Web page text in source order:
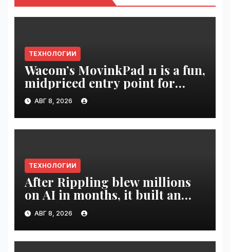
ТЕХНОЛОГИИ
Wacom’s MovinkPad 11 is a fun,
midpriced entry point for
digital artists | VseTime.ru
АВГ 8, 2026
ТЕХНОЛОГИИ
After Rippling blew millions
on AI in months, it built an
employee ROI tool |
VseTime.ru
АВГ 8, 2026